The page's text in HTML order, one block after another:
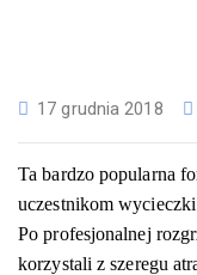
17 grudnia 2018
Ta bardzo popularna
uczestnikom
Po profesjonalnej
korzystali z szeregu